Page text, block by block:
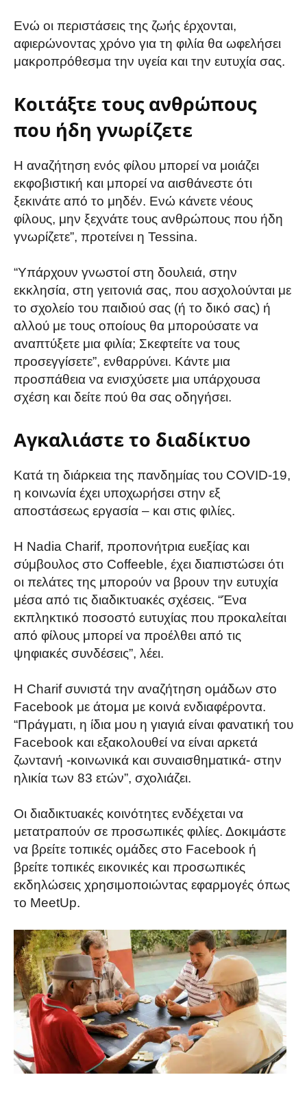
Ενώ οι περιστάσεις της ζωής έρχονται,
αφιερώνοντας χρόνο για τη φιλία θα ωφελήσει
μακροπρόθεσμα την υγεία και την ευτυχία σας.
Κοιτάξτε τους ανθρώπους
που ήδη γνωρίζετε
Η αναζήτηση ενός φίλου μπορεί να μοιάζει
εκφοβιστική και μπορεί να αισθάνεστε ότι
ξεκινάτε από το μηδέν. Ενώ κάνετε νέους
φίλους, μην ξεχνάτε τους ανθρώπους που ήδη
γνωρίζετε”, προτείνει η Tessina.
“Υπάρχουν γνωστοί στη δουλειά, στην
εκκλησία, στη γειτονιά σας, που ασχολούνται με
το σχολείο του παιδιού σας (ή το δικό σας) ή
αλλού με τους οποίους θα μπορούσατε να
αναπτύξετε μια φιλία; Σκεφτείτε να τους
προσεγγίσετε”, ενθαρρύνει. Κάντε μια
προσπάθεια να ενισχύσετε μια υπάρχουσα
σχέση και δείτε πού θα σας οδηγήσει.
Αγκαλιάστε το διαδίκτυο
Κατά τη διάρκεια της πανδημίας του COVID-19,
η κοινωνία έχει υποχωρήσει στην εξ
αποστάσεως εργασία – και στις φιλίες.
Η Nadia Charif, προπονήτρια ευεξίας και
σύμβουλος στο Coffeeble, έχει διαπιστώσει ότι
οι πελάτες της μπορούν να βρουν την ευτυχία
μέσα από τις διαδικτυακές σχέσεις. “Ένα
εκπληκτικό ποσοστό ευτυχίας που προκαλείται
από φίλους μπορεί να προέλθει από τις
ψηφιακές συνδέσεις”, λέει.
Η Charif συνιστά την αναζήτηση ομάδων στο
Facebook με άτομα με κοινά ενδιαφέροντα.
“Πράγματι, η ίδια μου η γιαγιά είναι φανατική του
Facebook και εξακολουθεί να είναι αρκετά
ζωντανή -κοινωνικά και συναισθηματικά- στην
ηλικία των 83 ετών”, σχολιάζει.
Οι διαδικτυακές κοινότητες ενδέχεται να
μετατραπούν σε προσωπικές φιλίες. Δοκιμάστε
να βρείτε τοπικές ομάδες στο Facebook ή
βρείτε τοπικές εικονικές και προσωπικές
εκδηλώσεις χρησιμοποιώντας εφαρμογές όπως
το MeetUp.